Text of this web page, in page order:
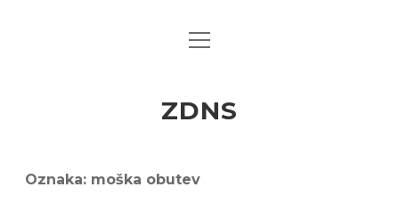
open
ZDNS
Oznaka: moška obutev